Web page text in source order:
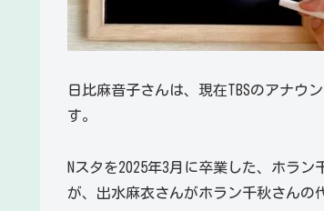
日比麻音子さんは、現在TBSのアナウ
す。
Nスタを2025年3月に卒業した、ホラ
が、出水麻衣さんがホラン千秋さんの